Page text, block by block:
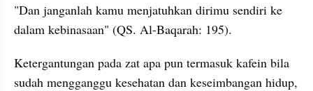
"Dan janganlah kamu menjatuhkan dirimu sendiri ke
dalam kebinasaan" (QS. Al-Baqarah: 195).
Ketergantungan pada zat apa pun termasuk kafein bila
sudah mengganggu kesehatan dan keseimbangan hidup,